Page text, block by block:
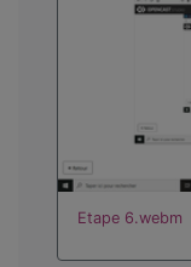
Etape 6.webm